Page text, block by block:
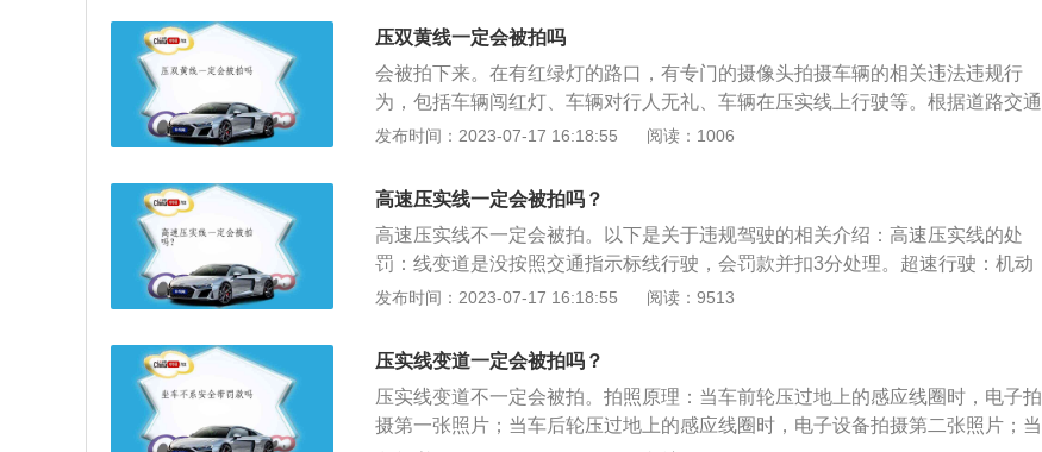
校车、中型以上载客载货汽车、危险物品运输车辆在高速公路、城市快速路上行
驶超过规定时速20%以上，或者驾驶其他机动车在高速公路、城市快速路上行驶
超过规定时速50%以上的，一次记12分。
摄清楚。但交管部门会提醒大家不要抱有侥幸心里，对于某些特殊情况及路段压
白色实线并不会处罚，还是在缓冲阶段给大家一个适应期，适应期结束后就会严
厉处罚，希望大家能尽快适应新规。
压实线的处罚：根据《道路交通安全违法行为记分管理办法》第十一条，驾驶机
动车在高速公路或者城市快速路上不按规定车道行驶的，一次性扣3分。根据
《道路交通安全法》第九十条，机动车驾驶人违反道路交通安全法律、法规关于
道路通行规定的，处警告或者二十元以上二百元以下罚款。
压双黄线一定会被拍吗
会被拍下来。在有红绿灯的路口，有专门的摄像头拍摄车辆的相关违法违规行
为，包括车辆闯红灯、车辆对行人无礼、车辆在压实线上行驶等。根据道路交通
安全法实施条例，将被罚款200元，记三分。拍摄压双黄线的摄像头是电子警
道，占用公交专用道，道路逆行，冲红灯，越双黄线等。电子警察的工作效率很
高，就算你是以比较快的速度进行行驶，它也能在一秒之内识别到你的违法行为
并进行拍照上传，违法行为基本无所遁形。双黄线分为双黄实线、双黄虚线和一
实一虚线。双黄实线：禁止压线！不按规定车道行驶双黄实线的，罚款200元，
扣3分；压线后逆行的，多扣3分。双黄虚线：可以跨越有些车流量小的路口会有
的时候。一虚一实黄线：虚线可跨越，实线不可跨越一边是实线一边是虚线的双
黄线，意思是虚线一边的车辆可以在安全的前提下穿越，实线一边的车辆不能穿
越，否则要罚款。一是在有信号灯控制的路口，右转弯的车辆往往不避让通过路
发布时间：2023-07-17 16:18:55 阅读：1006
高速压实线一定会被拍吗？
高速压实线不一定会被拍。以下是关于违规驾驶的相关介绍：高速压实线的处
罚：线变道是没按照交通指示标线行驶，会罚款并扣3分处理。超速行驶：机动
车行驶超过规定时速50%以下，罚款，记3分。闯红灯：机动车不按交通信号灯
反禁令标志指示，罚款，记2分;机动车违反禁止标线指示，罚款，记2分。
发布时间：2023-07-17 16:18:55 阅读：9513
压实线变道一定会被拍吗？
压实线变道不一定会被拍。拍照原理：当车前轮压过地上的感应线圈时，电子拍
摄第一张照片；当车后轮压过地上的感应线圈时，电子设备拍摄第二张照片；当